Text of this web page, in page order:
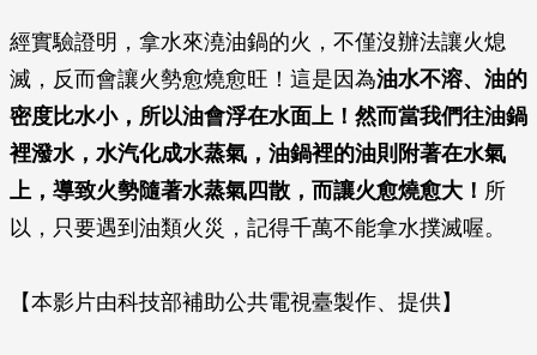
經實驗證明，拿水來澆油鍋的火，不僅沒辦法讓火熄
滅，反而會讓火勢愈燒愈旺！這是因為油水不溶、油的
密度比水小，所以油會浮在水面上！然而當我們往油鍋
裡潑水，水汽化成水蒸氣，油鍋裡的油則附著在水氣
上，導致火勢隨著水蒸氣四散，而讓火愈燒愈大！ 所
以，只要遇到油類火災，記得千萬不能拿水撲滅喔。
【本影片由科技部補助公共電視臺製作、提供】